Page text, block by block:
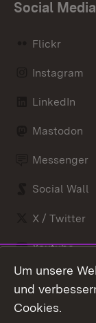
Social Media
Flickr
Instagram
LinkedIn
Mastodon
Messenger
Social Wall
X / Twitter
Youtube
Impressum
Um unsere
und
Cookies.